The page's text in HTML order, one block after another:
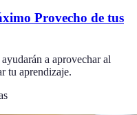
Provecho de tus
a aprovechar al
tu aprendizaje.